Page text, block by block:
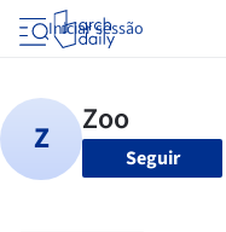
Iniciar sessão
Seguir